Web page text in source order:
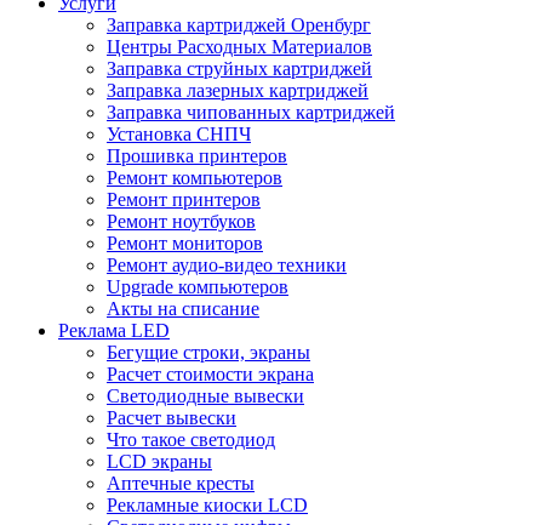
Заправка картриджей Оренбург
Центры Расходных Материалов
Заправка струйных картриджей
Заправка лазерных картриджей
Заправка чипованных картриджей
Установка СНПЧ
Прошивка принтеров
Ремонт компьютеров
Ремонт принтеров
Ремонт ноутбуков
Ремонт мониторов
Ремонт аудио-видео техники
Upgrade компьютеров
Акты на списание
Реклама LED
Бегущие строки, экраны
Расчет стоимости экрана
Светодиодные вывески
Расчет вывески
Что такое светодиод
LCD экраны
Аптечные кресты
Рекламные киоски LCD